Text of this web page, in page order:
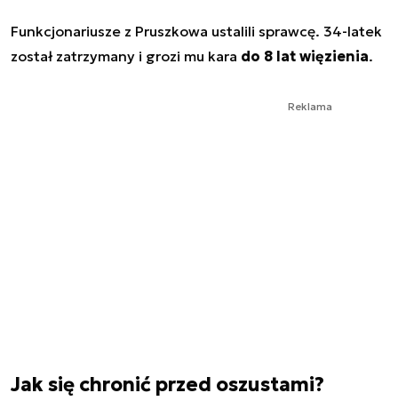
Funkcjonariusze z Pruszkowa ustalili sprawcę. 34-latek
został zatrzymany i grozi mu kara do 8 lat więzienia.
Reklama
Jak się chronić przed oszustami?